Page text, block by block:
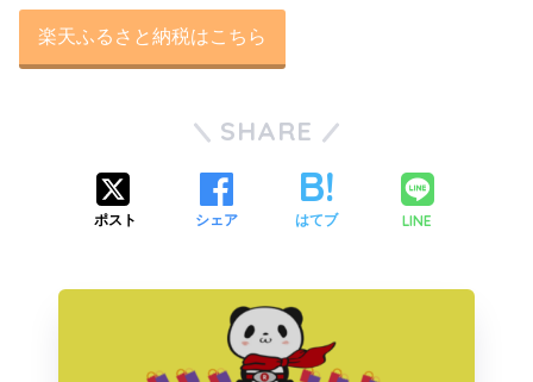
楽天ふるさと納税はこちら
SHARE
ポスト シェア はてブ LINE